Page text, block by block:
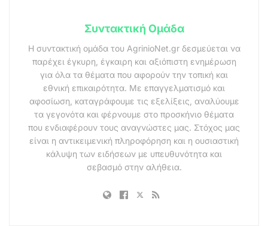
Συντακτική Ομάδα
Η συντακτική ομάδα του AgrinioNet.gr δεσμεύεται να
παρέχει έγκυρη, έγκαιρη και αξιόπιστη ενημέρωση
για όλα τα θέματα που αφορούν την τοπική και
εθνική επικαιρότητα. Με επαγγελματισμό και
αφοσίωση, καταγράφουμε τις εξελίξεις, αναλύουμε
τα γεγονότα και φέρνουμε στο προσκήνιο θέματα
που ενδιαφέρουν τους αναγνώστες μας. Στόχος μας
είναι η αντικειμενική πληροφόρηση και η ουσιαστική
κάλυψη των ειδήσεων με υπευθυνότητα και
σεβασμό στην αλήθεια.